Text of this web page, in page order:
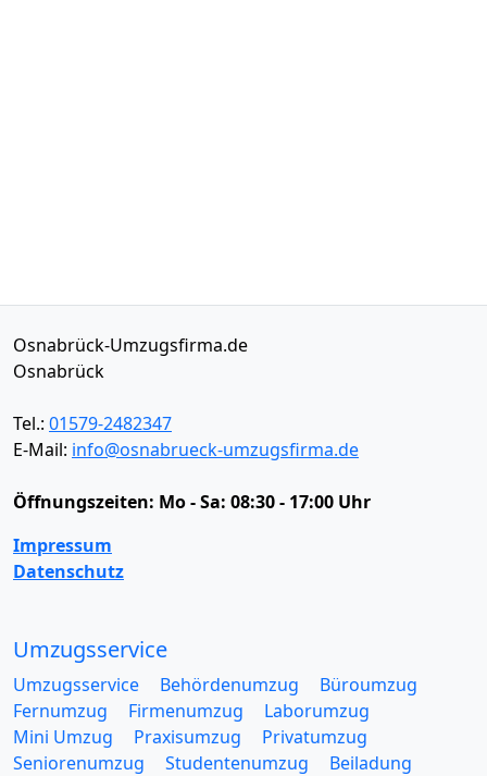
Osnabrück-Umzugsfirma.de
Osnabrück
Tel.: 01579-2482347
E-Mail: info@osnabrueck-umzugsfirma.de
Öffnungszeiten: Mo - Sa: 08:30 - 17:00 Uhr
Impressum
Datenschutz
Umzugsservice
Umzugsservice Behördenumzug
Büroumzug
Fernumzug
Firmenumzug
Laborumzug
Mini Umzug
Praxisumzug
Privatumzug
Seniorenumzug
Studentenumzug
Beiladung